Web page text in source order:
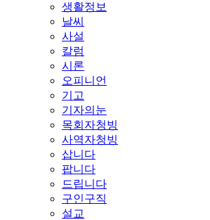
생활정보
날씨
사설
칼럼
시론
오피니언
기고
기자의눈
목회자청빙
사역자청빙
삽니다
팝니다
드립니다
구인구직
설교